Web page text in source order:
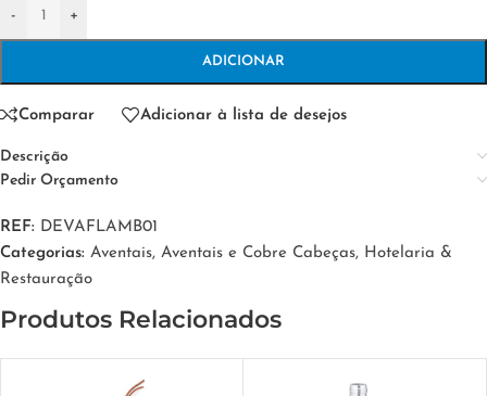
- +
ADICIONAR
Comparar Adicionar à lista de desejos
Descrição
Pedir Orçamento
REF: DEVAFLAMB01
Categorias: Aventais, Aventais e Cobre Cabeças, Hotelaria &
Restauração
Produtos Relacionados